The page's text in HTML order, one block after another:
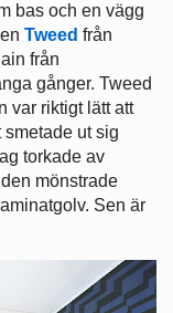
bas och en vägg
Tweed från
från
gånger. Tweed
var riktigt lätt att
ut sig
torkade av
mönstrade
Sen är